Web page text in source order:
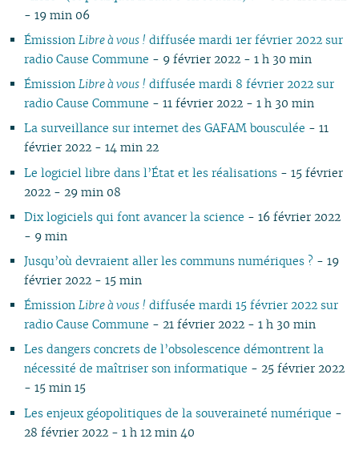
- 19 min 06
ÉmissionLibre à vous ! diffusée mardi 1er février 2022 sur
radio Cause Commune - 9 février 2022 - 1 h 30 min
ÉmissionLibre à vous ! diffusée mardi 8 février 2022 sur
radio Cause Commune - 11 février 2022 - 1 h 30 min
La surveillance sur internet des GAFAM bousculée - 11
février 2022 - 14 min 22
Le logiciel libre dans l’État et les réalisations - 15 février
2022 - 29 min 08
Dix logiciels qui font avancer la science - 16 février 2022
- 9 min
Jusqu’où devraient aller les communs numériques ? - 19
février 2022 - 15 min
ÉmissionLibre à vous ! diffusée mardi 15 février 2022 sur
radio Cause Commune - 21 février 2022 - 1 h 30 min
Les dangers concrets de l’obsolescence démontrent la
nécessité de maîtriser son informatique - 25 février 2022
- 15 min 15
Les enjeux géopolitiques de la souveraineté numérique -
28 février 2022 - 1 h 12 min 40